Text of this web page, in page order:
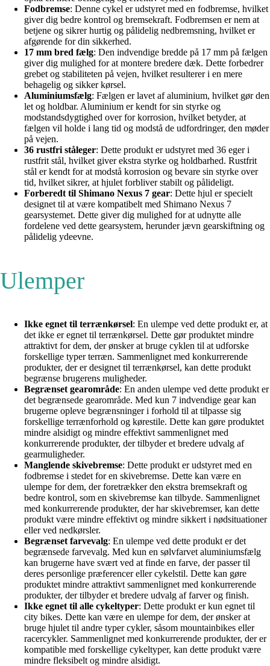
Fodbremse: Denne cykel er udstyret med en fodbremse, hvilket
giver dig bedre kontrol og bremsekraft. Fodbremsen er nem at
betjene og sikrer hurtig og pålidelig nedbremsning, hvilket er
afgørende for din sikkerhed.
17 mm bred fælg: Den indvendige bredde på 17 mm på fælgen
giver dig mulighed for at montere bredere dæk. Dette forbedrer
grebet og stabiliteten på vejen, hvilket resulterer i en mere
behagelig og sikker kørsel.
Aluminiumsfælg: Fælgen er lavet af aluminium, hvilket gør den
let og holdbar. Aluminium er kendt for sin styrke og
modstandsdygtighed over for korrosion, hvilket betyder, at
fælgen vil holde i lang tid og modstå de udfordringer, den møder
på vejen.
36 rustfri ståleger: Dette produkt er udstyret med 36 eger i
rustfrit stål, hvilket giver ekstra styrke og holdbarhed. Rustfrit
stål er kendt for at modstå korrosion og bevare sin styrke over
tid, hvilket sikrer, at hjulet forbliver stabilt og pålideligt.
Forberedt til Shimano Nexus 7 gear: Dette hjul er specielt
designet til at være kompatibelt med Shimano Nexus 7
gearsystemet. Dette giver dig mulighed for at udnytte alle
fordelene ved dette gearsystem, herunder jævn gearskiftning og
pålidelig ydeevne.
Ulemper
Ikke egnet til terrænkørsel: En ulempe ved dette produkt er, at
det ikke er egnet til terrænkørsel. Dette gør produktet mindre
attraktivt for dem, der ønsker at bruge cyklen til at udforske
forskellige typer terræn. Sammenlignet med konkurrerende
produkter, der er designet til terrænkørsel, kan dette produkt
begrænse brugerens muligheder.
Begrænset gearområde: En anden ulempe ved dette produkt er
det begrænsede gearområde. Med kun 7 indvendige gear kan
brugerne opleve begrænsninger i forhold til at tilpasse sig
forskellige terrænforhold og kørestile. Dette kan gøre produktet
mindre alsidigt og mindre effektivt sammenlignet med
konkurrerende produkter, der tilbyder et bredere udvalg af
gearmuligheder.
Manglende skivebremse: Dette produkt er udstyret med en
fodbremse i stedet for en skivebremse. Dette kan være en
ulempe for dem, der foretrækker den ekstra bremsekraft og
bedre kontrol, som en skivebremse kan tilbyde. Sammenlignet
med konkurrerende produkter, der har skivebremser, kan dette
produkt være mindre effektivt og mindre sikkert i nødsituationer
eller ved nedkørsler.
Begrænset farvevalg: En ulempe ved dette produkt er det
begrænsede farvevalg. Med kun en sølvfarvet aluminiumsfælg
kan brugerne have svært ved at finde en farve, der passer til
deres personlige præferencer eller cykelstil. Dette kan gøre
produktet mindre attraktivt sammenlignet med konkurrerende
produkter, der tilbyder et bredere udvalg af farver og finish.
Ikke egnet til alle cykeltyper: Dette produkt er kun egnet til
city bikes. Dette kan være en ulempe for dem, der ønsker at
bruge hjulet til andre typer cykler, såsom mountainbikes eller
racercykler. Sammenlignet med konkurrerende produkter, der er
kompatible med forskellige cykeltyper, kan dette produkt være
mindre fleksibelt og mindre alsidigt.